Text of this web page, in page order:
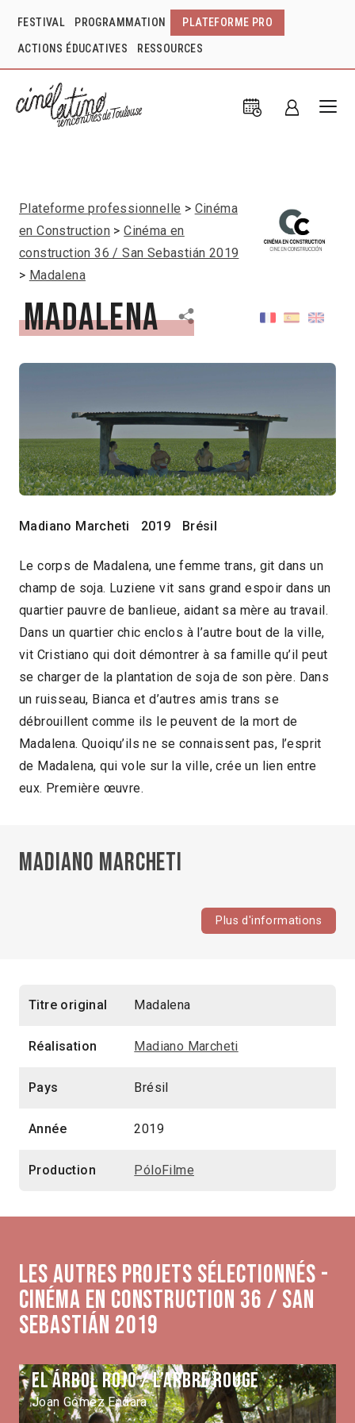
FESTIVAL PROGRAMMATION PLATEFORME PRO
ACTIONS ÉDUCATIVES RESSOURCES
Plateforme professionnelle
Cinéma
en Construction
Cinéma en
construction 36 / San Sebastián 2019
Madalena
Madalena
Madiano Marcheti 2019 Brésil
Le corps de Madalena, une femme trans, git dans un
champ de soja. Luziene vit sans grand espoir dans un
quartier pauvre de banlieue, aidant sa mère au travail.
Dans un quartier chic enclos à l’autre bout de la ville,
vit Cristiano qui doit démontrer à sa famille qu’il peut
se charger de la plantation de soja de son père. Dans
un ruisseau, Bianca et d’autres amis trans se
débrouillent comme ils le peuvent de la mort de
Madalena. Quoiqu’ils ne se connaissent pas, l’esprit
de Madalena, qui vole sur la ville, crée un lien entre
eux. Première œuvre.
Madiano Marcheti
Plus d'informations
Titre original Madalena
Réalisation Madiano Marcheti
Pays Brésil
Année 2019
Production PóloFilme
Les autres projets sélectionnés -
Cinéma en construction 36 / San
Sebastián 2019
El árbol rojo / L’Arbre rouge
Joan Gómez Endara